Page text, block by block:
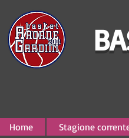
Home Stagione